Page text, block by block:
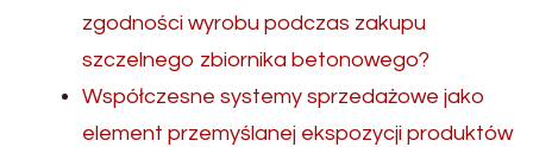
zgodności wyrobu podczas zakupu
szczelnego zbiornika betonowego?
Współczesne systemy sprzedażowe jako
element przemyślanej ekspozycji produktów